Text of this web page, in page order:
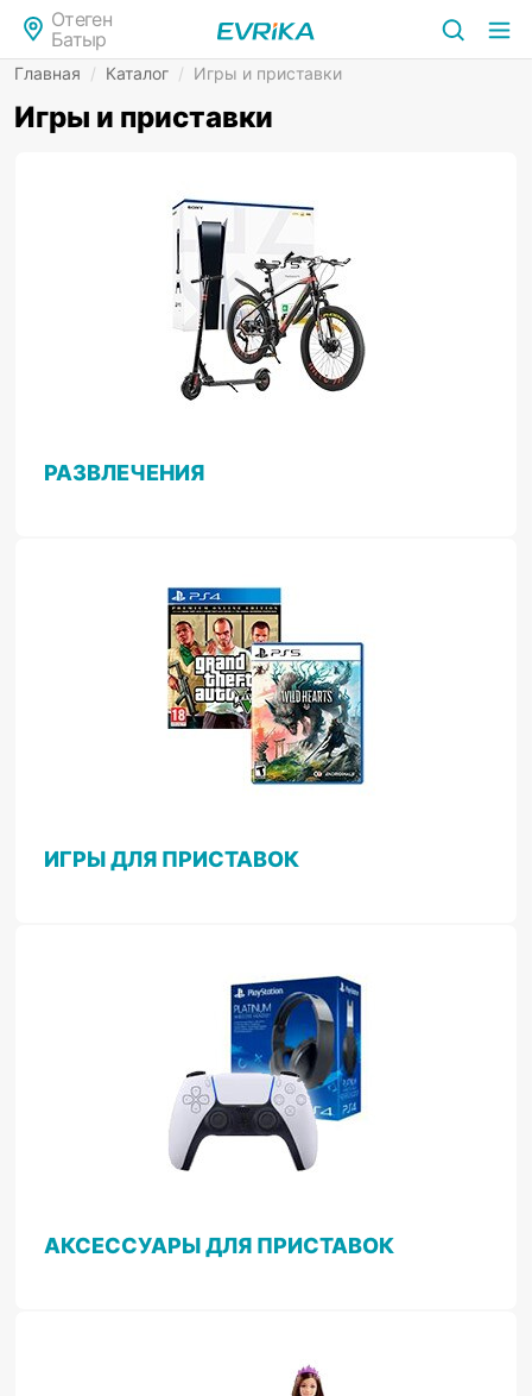
Отеген
Батыр
Главная / Каталог / Игры и приставки
Игры и приставки
РАЗВЛЕЧЕНИЯ
ИГРЫ ДЛЯ ПРИСТАВОК
АКСЕССУАРЫ ДЛЯ ПРИСТАВОК